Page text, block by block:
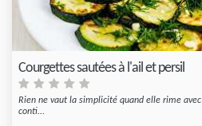
Courgettes sautées à l'ail et persil
Rien ne vaut la simplicité quand elle rime
conti...